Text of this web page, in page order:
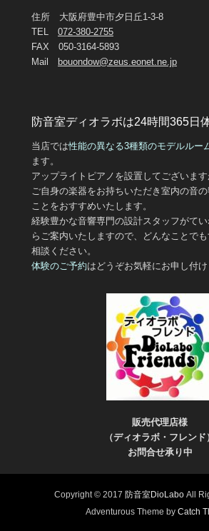
住所 大阪府豊中市夕日丘1-3-8
TEL 072-380-2755
FAX 050-3164-5893
Mail bouondow@zeus.eonet.ne.jp
防音室ディオラボは24時間365日
当店では性能の異なる3種類のモデルルー
ます。
アップライトピアノを設置してございま
ご自身の楽器をお持ちいただき室内の音
ことをおすすめいたします。
経験豊かな音響専門の設計スタッフがて
らご案内いたしますので、どんなことで
相談ください。
体験のご予約はどうぞお気軽にお申し付け
販売代理店様
（ディオラボ・フレンド
お問合せ承り中
Copyright © 2017 防音室DioLabo All
Adventurous Theme by Catch